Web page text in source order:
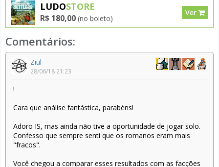
LUDOSTORE
R$ 180,00 (no boleto)
Ver
Comentários:
Ziul
28/06/18 21:23
!
Cara que análise fantástica, parabéns!
Adoro IS, mas ainda não tive a oportunidade de jogar solo.
Confesso que sempre senti que os romanos eram mais
"fracos".
Você chegou a comparar esses resultados com as facções